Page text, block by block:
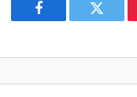
Facebook Twitter